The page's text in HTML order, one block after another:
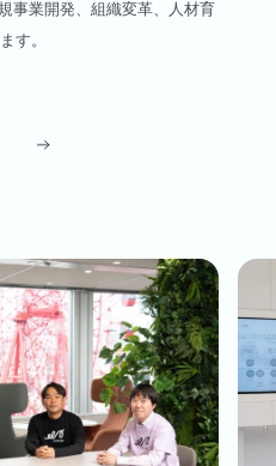
事業開発、組織変革、人材育
す。